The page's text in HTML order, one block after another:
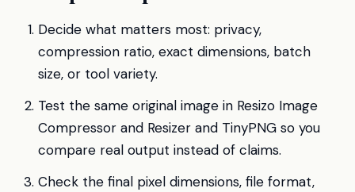
Decide what matters most: privacy,
compression ratio, exact dimensions, batch
size, or tool variety.
Test the same original image in Resizo Image
Compressor and Resizer and TinyPNG so you
compare real output instead of claims.
Check the final pixel dimensions, file format,